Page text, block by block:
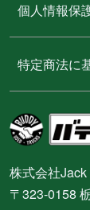
個人情報保
特定商法に
株式会社Jack
〒323-0158